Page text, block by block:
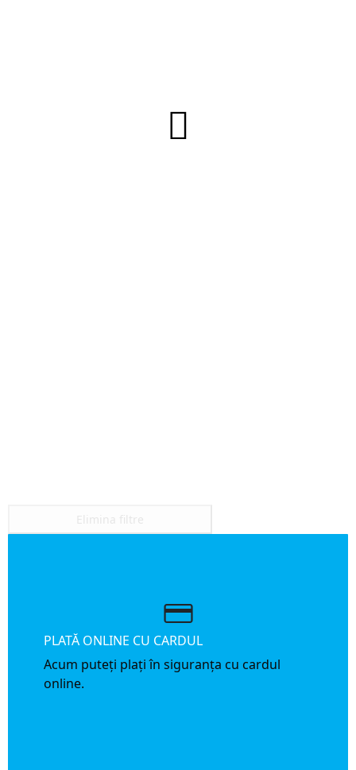
PLATĂ ONLINE CU CARDUL
Acum puteți plați în siguranța cu cardul
online.